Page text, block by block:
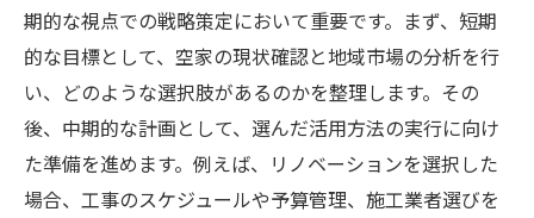
期的な視点での戦略策定において重要です。まず、短期
的な目標として、空家の現状確認と地域市場の分析を行
い、どのような選択肢があるのかを整理します。その
後、中期的な計画として、選んだ活用方法の実行に向け
た準備を進めます。例えば、リノベーションを選択した
場合、工事のスケジュールや予算管理、施工業者選びを